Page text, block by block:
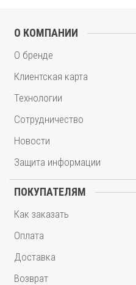
О КОМПАНИИ
О бренде
Клиентская карта
Технологии
Сотрудничество
Новости
Защита информации
ПОКУПАТЕЛЯМ
Как заказать
Оплата
Доставка
Возврат